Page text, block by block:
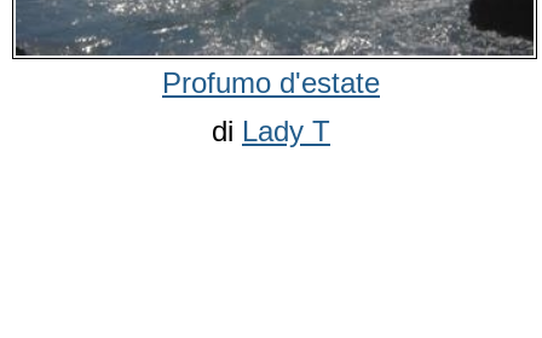
Profumo d'estate
di Lady T